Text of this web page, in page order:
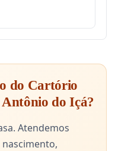
do Cartório
do Içá?
Atendemos